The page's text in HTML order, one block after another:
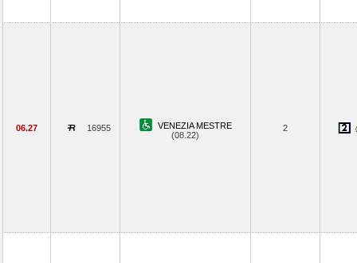
06.27 16955
VENEZIA MESTRE
(08.22)
2